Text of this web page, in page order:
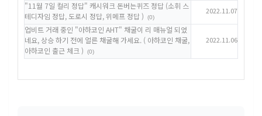
"11월 7일 컬리 정답" 캐시워크 돈버는퀴즈 정답 (소휘 스
테디자임 정답, 도로시 정답, 위메프 정답 )
(0)
2022.11.07
업비트 거래 중인 "아하코인 AHT" 채굴이 리 매뉴얼 되었
네요, 상승 하기 전에 얼른 채굴해 가세요. ( 아하코인 채굴,
아하코인 출근 체크 )
(0)
2022.11.06